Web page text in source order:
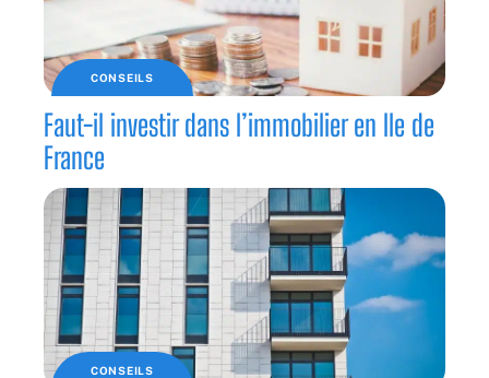
CONSEILS
Faut-il investir dans l’immobilier en Ile de
France
CONSEILS